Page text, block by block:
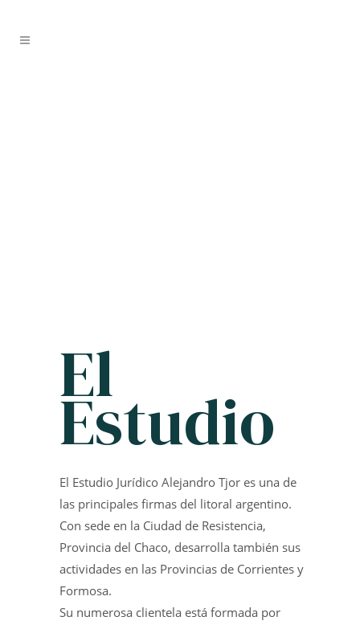
El
Estudio
El Estudio Jurídico Alejandro Tjor es una de
las principales firmas del litoral argentino.
Con sede en la Ciudad de Resistencia,
Provincia del Chaco, desarrolla también sus
actividades en las Provincias de Corrientes y
Formosa.
Su numerosa clientela está formada por